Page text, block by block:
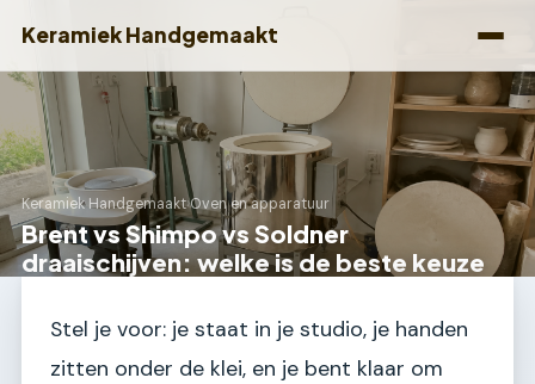
Keramiek Handgemaakt
Keramiek Handgemaakt›Oven en apparatuur
Brent vs Shimpo vs Soldner
draaischijven: welke is de beste keuze
Stel je voor: je staat in je studio, je handen
zitten onder de klei, en je bent klaar om